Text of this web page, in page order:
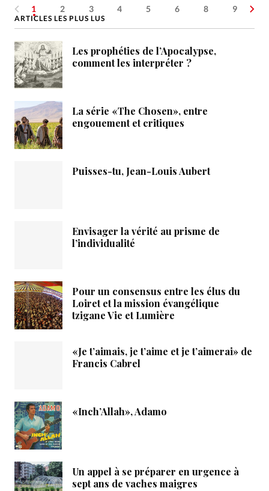
1 2 3 4 5 6 8 9
ARTICLES LES PLUS LUS
Les prophéties de l’Apocalypse,
comment les interpréter ?
La série «The Chosen», entre
engouement et critiques
Puisses-tu, Jean-Louis Aubert
Envisager la vérité au prisme de
l’individualité
Pour un consensus entre les élus du
Loiret et la mission évangélique
tzigane Vie et Lumière
«Je t’aimais, je t’aime et je t’aimerai» de
Francis Cabrel
«Inch’Allah», Adamo
Un appel à se préparer en urgence à
sept ans de vaches maigres